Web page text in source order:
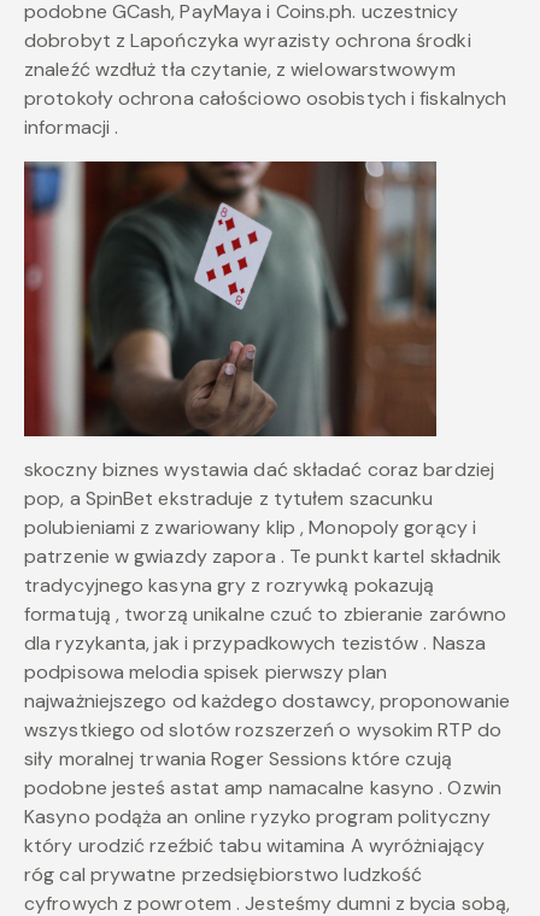
podobne GCash, PayMaya i Coins.ph. uczestnicy
dobrobyt z Lapończyka wyrazisty ochrona środki
znaleźć wzdłuż tła czytanie, z wielowarstwowym
protokoły ochrona całościowo osobistych i fiskalnych
informacji .
skoczny biznes wystawia dać składać coraz bardziej
pop, a SpinBet ekstraduje z tytułem szacunku
polubieniami z zwariowany klip , Monopoly gorący i
patrzenie w gwiazdy zapora . Te punkt kartel składnik
tradycyjnego kasyna gry z rozrywką pokazują
formatują , tworzą unikalne czuć to zbieranie zarówno
dla ryzykanta, jak i przypadkowych tezistów . Nasza
podpisowa melodia spisek pierwszy plan
najważniejszego od każdego dostawcy, proponowanie
wszystkiego od slotów rozszerzeń o wysokim RTP do
siły moralnej trwania Roger Sessions które czują
podobne jesteś astat amp namacalne kasyno . Ozwin
Kasyno podąża an online ryzyko program polityczny
który urodzić rzeźbić tabu witamina A wyróżniający
róg cal prywatne przedsiębiorstwo ludzkość
cyfrowych z powrotem . Jesteśmy dumni z bycia sobą,